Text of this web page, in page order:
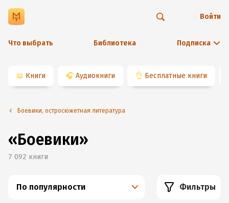
Что выбрать Библиотека Подписка
Войти
📖 Книги 🎧 Аудиокниги 👌 Бесплатные книги
Боевики, остросюжетная литература
«Боевики»
7 092 книги
По популярности Фильтры